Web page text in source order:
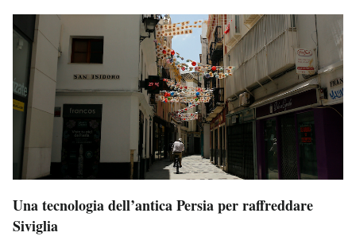
Una tecnologia dell’antica Persia per raffreddare
Siviglia